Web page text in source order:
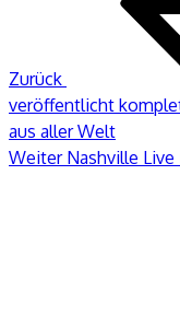
Zurück
veröffentlicht
aus aller Welt
Nächster
Weiter Nashville